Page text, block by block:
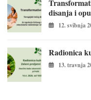
disanja i
12. svibnja
Radionica
13. travnja